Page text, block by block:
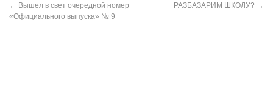
← Вышел в свет очередной номер
«Официального выпуска» № 9
РАЗБАЗАРИМ ШКОЛУ? →